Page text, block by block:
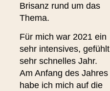
Brisanz rund um das
Thema.
Für mich war 2021 ein
sehr intensives, gefühlt
sehr schnelles Jahr.
Am Anfang des Jahres
habe ich mich auf die